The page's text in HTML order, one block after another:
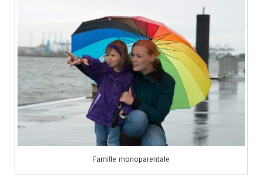
Famille monoparentale